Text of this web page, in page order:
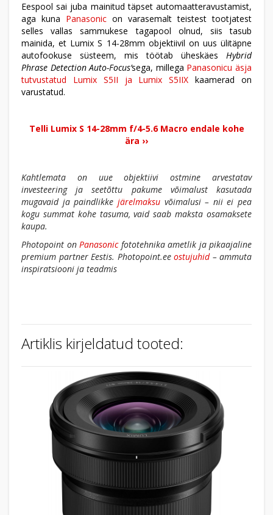
Eespool sai juba mainitud täpset automaatteravustamist,
aga kuna Panasonic on varasemalt teistest tootjatest
selles vallas sammukese tagapool olnud, siis tasub
mainida, et Lumix S 14-28mm objektiivil on uus ülitäpne
autofookuse süsteem, mis töötab üheskäes Hybrid
Phrase Detection Auto-Focus’sega, millega Panasonicu äsja
tutvustatud Lumix S5II ja Lumix S5IIX kaamerad on
varustatud.
Telli Lumix S 14-28mm f/4-5.6 Macro endale kohe
ära ››
Kahtlemata on uue objektiivi ostmine arvestatav
investeering ja seetõttu pakume võimalust kasutada
mugavaid ja paindlikke järelmaksuvõimalusi – nii ei pea
kogu summat kohe tasuma, vaid saab maksta osamaksete
kaupa.
Photopoint on Panasonicfototehnika ametlik ja pikaajaline
premium partner Eestis. Photopoint.ee ostujuhid– ammuta
inspiratsiooni ja teadmis
Artiklis kirjeldatud tooted: